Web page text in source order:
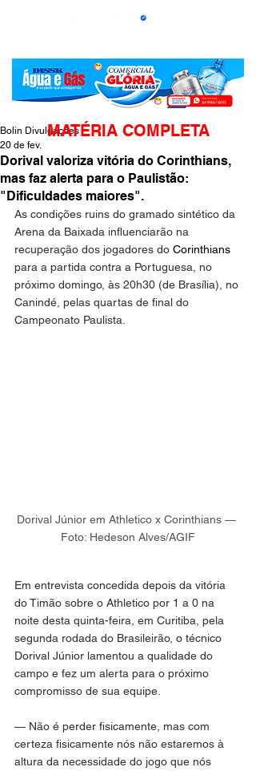
Dorival valoriza vitória do Corinthians,
mas faz alerta para o Paulistão:
"Dificuldades maiores".
Bolin Divulgações
20 de fev.
As condições ruins do gramado sintético da
Arena da Baixada influenciarão na
recuperação dos jogadores do Corinthians
para a partida contra a Portuguesa, no
próximo domingo, às 20h30 (de Brasília), no
Canindé, pelas quartas de final do
Campeonato Paulista.
Dorival Júnior em Athletico x Corinthians —
Foto: Hedeson Alves/AGIF
Em entrevista concedida depois da vitória
do Timão sobre o Athletico por 1 a 0 na
noite desta quinta-feira, em Curitiba, pela
segunda rodada do Brasileirão, o técnico
Dorival Júnior lamentou a qualidade do
campo e fez um alerta para o próximo
compromisso de sua equipe.
— Não é perder fisicamente, mas com
certeza fisicamente nós não estaremos à
altura da necessidade do jogo que nós
MATÉRIA COMPLETA